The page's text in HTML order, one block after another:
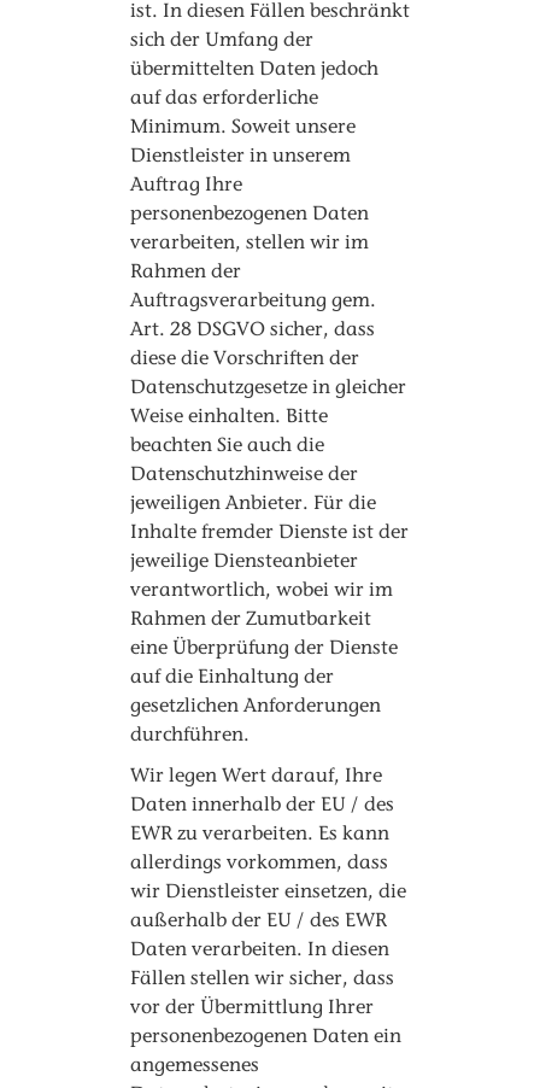
ist. In diesen Fällen beschränkt
sich der Umfang der
übermittelten Daten jedoch
auf das erforderliche
Minimum. Soweit unsere
Dienstleister in unserem
Auftrag Ihre
personenbezogenen Daten
verarbeiten, stellen wir im
Rahmen der
Auftragsverarbeitung gem.
Art. 28 DSGVO sicher, dass
diese die Vorschriften der
Datenschutzgesetze in gleicher
Weise einhalten. Bitte
beachten Sie auch die
Datenschutzhinweise der
jeweiligen Anbieter. Für die
Inhalte fremder Dienste ist der
jeweilige Diensteanbieter
verantwortlich, wobei wir im
Rahmen der Zumutbarkeit
eine Überprüfung der Dienste
auf die Einhaltung der
gesetzlichen Anforderungen
durchführen.
Wir legen Wert darauf, Ihre
Daten innerhalb der EU / des
EWR zu verarbeiten. Es kann
allerdings vorkommen, dass
wir Dienstleister einsetzen, die
außerhalb der EU / des EWR
Daten verarbeiten. In diesen
Fällen stellen wir sicher, dass
vor der Übermittlung Ihrer
personenbezogenen Daten ein
angemessenes